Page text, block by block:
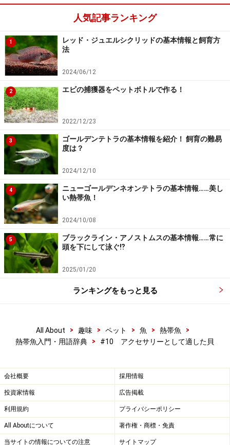
人気記事ランキング
1
レッド・ジュエルシクリッドの基本情報と飼育方
法
2024/06/12
2 エビの捕獲器をペットボトルで作る！
2022/12/23
3
ゴールデンテトラの基本情報を紹介！ 飼育の難易
度は？
2024/12/10
4
ニューゴールデンネオンテトラの基本情報……美し
い熱帯魚！
2024/10/08
5
ブラックライン・アノストムスの基本情報……常に
頭を下にして泳ぐ⁉
2025/01/20
ランキングをもっと見る
All About > 趣味 > ペット > 魚 > 熱帯魚
>
熱帯魚入門・用語辞典
> #10 アクセサリーとして適した貝
会社概要 採用情報
投資家情報 広告掲載
利用規約 プライバシーポリシー
All Aboutについて 著作権・商標・免責
当サイトの情報についての注意 サイトマップ